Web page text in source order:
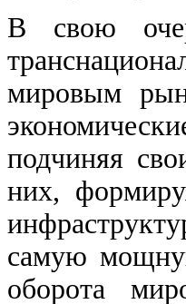
В свою
мировым
подчиняя
них,
самую
оборота